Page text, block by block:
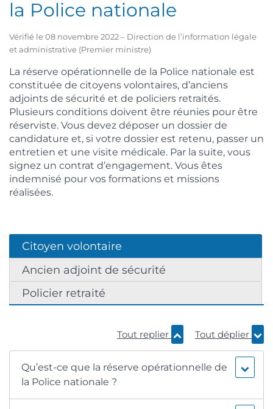
la Police nationale
Vérifié le 08 novembre 2022 – Direction de l’information légale
et administrative (Premier ministre)
La réserve opérationnelle de la Police nationale est
constituée de citoyens volontaires, d’anciens
adjoints de sécurité et de policiers retraités.
Plusieurs conditions doivent être réunies pour être
réserviste. Vous devez déposer un dossier de
candidature et, si votre dossier est retenu, passer un
entretien et une visite médicale. Par la suite, vous
signez un contrat d’engagement. Vous êtes
indemnisé pour vos formations et missions
réalisées.
Citoyen volontaire
Ancien adjoint de sécurité
Policier retraité
Tout replier Tout déplier
Qu’est-ce que la réserve opérationnelle de
la Police nationale ?